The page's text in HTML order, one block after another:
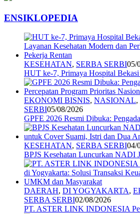
ENSIKLOPEDIA
KESEHATAN, SERBA SERBI05/
HUT ke-7, Primaya Hospital
EKONOMI BISNIS, NASIONAL,
SERBI05/08/2026
GPFE 2026 Resmi Dibuka:
KESEHATAN, SERBA SERBI04/
BPJS Kesehatan Luncurkan
DAERAH, DI YOGYAKARTA,
SERBA SERBI02/08/2026
PT. ASTER LINK INDONESIA